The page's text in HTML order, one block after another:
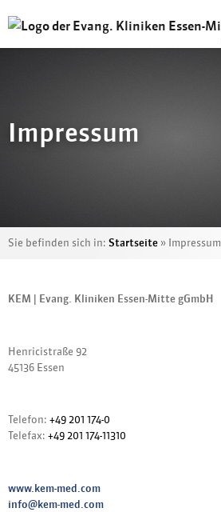
Impressum
Sie befinden sich in: Startseite » Impressum
KEM | Evang. Kliniken Essen-Mitte gGmbH
Henricistraße 92
45136 Essen
Telefon: +49 201 174-0
Telefax: +49 201 174-11310
www.kem-med.com
info@kem-med.com